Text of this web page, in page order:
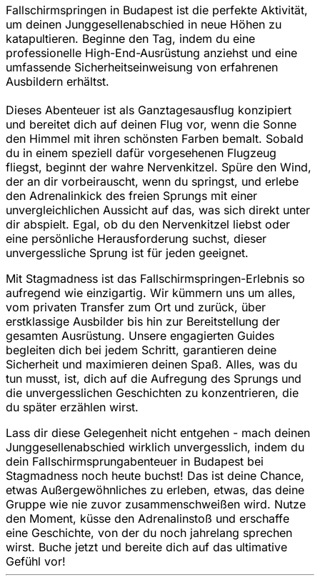
Fallschirmspringen in Budapest ist die perfekte Aktivität,
um deinen Junggesellenabschied in neue Höhen zu
katapultieren. Beginne den Tag, indem du eine
professionelle High-End-Ausrüstung anziehst und eine
umfassende Sicherheitseinweisung von erfahrenen
Ausbildern erhältst.
Dieses Abenteuer ist als Ganztagesausflug konzipiert
und bereitet dich auf deinen Flug vor, wenn die Sonne
den Himmel mit ihren schönsten Farben bemalt. Sobald
du in einem speziell dafür vorgesehenen Flugzeug
fliegst, beginnt der wahre Nervenkitzel. Spüre den Wind,
der an dir vorbeirauscht, wenn du springst, und erlebe
den Adrenalinkick des freien Sprungs mit einer
unvergleichlichen Aussicht auf das, was sich direkt unter
dir abspielt. Egal, ob du den Nervenkitzel liebst oder
eine persönliche Herausforderung suchst, dieser
unvergessliche Sprung ist für jeden geeignet.
Mit Stagmadness ist das Fallschirmspringen-Erlebnis so
aufregend wie einzigartig. Wir kümmern uns um alles,
vom privaten Transfer zum Ort und zurück, über
erstklassige Ausbilder bis hin zur Bereitstellung der
gesamten Ausrüstung. Unsere engagierten Guides
begleiten dich bei jedem Schritt, garantieren deine
Sicherheit und maximieren deinen Spaß. Alles, was du
tun musst, ist, dich auf die Aufregung des Sprungs und
die unvergesslichen Geschichten zu konzentrieren, die
du später erzählen wirst.
Lass dir diese Gelegenheit nicht entgehen - mach deinen
Junggesellenabschied wirklich unvergesslich, indem du
dein Fallschirmsprungabenteuer in Budapest bei
Stagmadness noch heute buchst! Das ist deine Chance,
etwas Außergewöhnliches zu erleben, etwas, das deine
Gruppe wie nie zuvor zusammenschweißen wird. Nutze
den Moment, küsse den Adrenalinstoß und erschaffe
eine Geschichte, von der du noch jahrelang sprechen
wirst. Buche jetzt und bereite dich auf das ultimative
Gefühl vor!